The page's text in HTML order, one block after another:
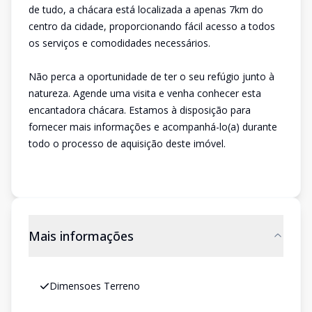
de tudo, a chácara está localizada a apenas 7km do
centro da cidade, proporcionando fácil acesso a todos
os serviços e comodidades necessários.
Não perca a oportunidade de ter o seu refúgio junto à
natureza. Agende uma visita e venha conhecer esta
encantadora chácara. Estamos à disposição para
fornecer mais informações e acompanhá-lo(a) durante
todo o processo de aquisição deste imóvel.
Mais informações
Dimensoes Terreno